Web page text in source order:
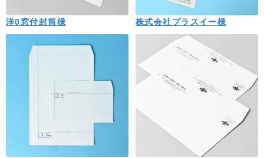
洋0窓付封筒様 株式会社プラスイー様